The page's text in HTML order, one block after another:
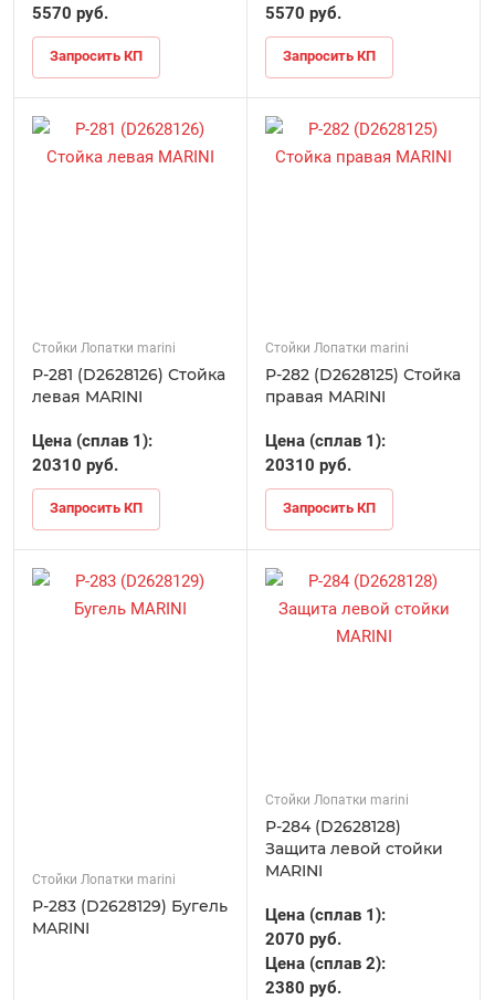
5570 руб.
Запросить КП
5570 руб.
Запросить КП
Стойки Лопатки marini
Р-281 (D2628126) Стойка
левая MARINI
Цена (сплав 1):
20310 руб.
Запросить КП
Стойки Лопатки marini
Р-282 (D2628125) Стойка
правая MARINI
Цена (сплав 1):
20310 руб.
Запросить КП
Стойки Лопатки marini
Р-283 (D2628129) Бугель
MARINI
Стойки Лопатки marini
Р-284 (D2628128)
Защита левой стойки
MARINI
Цена (сплав 1):
2070 руб.
Цена (сплав 2):
2380 руб.